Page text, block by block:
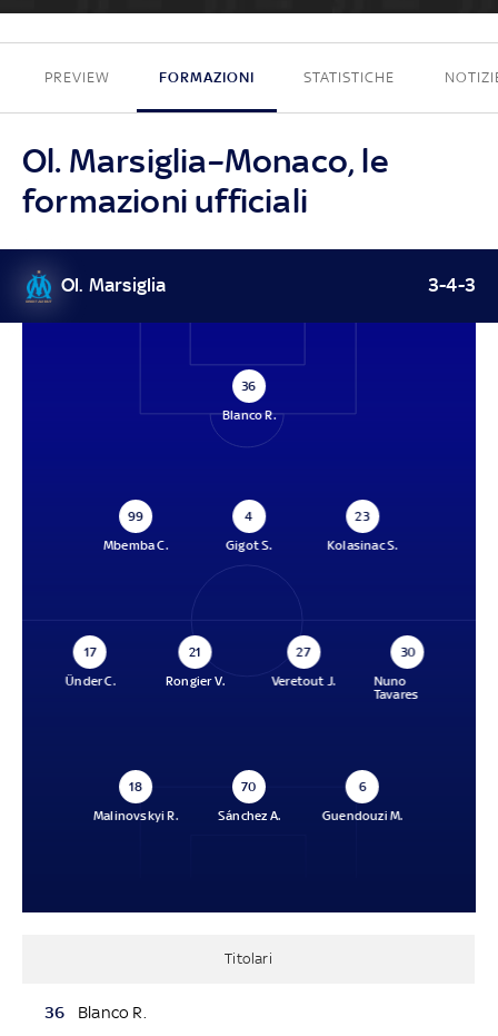
PREVIEW FORMAZIONI STATISTICHE
Ol. Marsiglia–Monaco, le
formazioni ufficiali
Ol. Marsiglia 3-4-3
36
Blanco R.
99
Mbemba C.
4
Gigot S.
23
Kolasinac S.
17
Ünder C.
21
Rongier V.
27
Veretout J.
30
Nuno
Tavares
18
Malinovskyi R.
70
Sánchez A.
6
Guendouzi M.
Titolari
36 Blanco R.